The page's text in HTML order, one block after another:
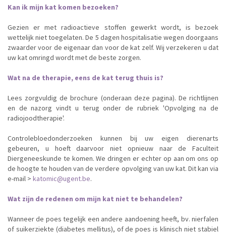
Kan ik mijn kat komen bezoeken?
Gezien er met radioactieve stoffen gewerkt wordt, is bezoek
wettelijk niet toegelaten. De 5 dagen hospitalisatie wegen doorgaans
zwaarder voor de eigenaar dan voor de kat zelf. Wij verzekeren u dat
uw kat omringd wordt met de beste zorgen.
Wat na de therapie, eens de kat terug thuis is?
Lees zorgvuldig de brochure (onderaan deze pagina). De richtlijnen
en de nazorg vindt u terug onder de rubriek 'Opvolging na de
radiojoodtherapie'.
Controlebloedonderzoeken kunnen bij uw eigen dierenarts
gebeuren, u hoeft daarvoor niet opnieuw naar de Faculteit
Diergeneeskunde te komen. We dringen er echter op aan om ons op
de hoogte te houden van de verdere opvolging van uw kat. Dit kan via
e-mail > katomic@ugent.be.
Wat zijn de redenen om mijn kat niet te behandelen?
Wanneer de poes tegelijk een andere aandoening heeft, bv. nierfalen
of suikerziekte (diabetes mellitus), of de poes is klinisch niet stabiel